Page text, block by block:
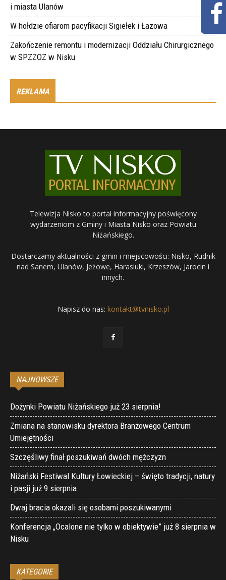
i miasta Ulanów
W hołdzie ofiarom pacyfikacji Sigiełek i Łazowa
Zakończenie remontu i modernizacji Oddziału Chirurgicznego
w SPZZOZ w Nisku
REKLAMA
Telewizja Nisko to portal informacyjny poświęcony
wydarzeniom z Gminy i Miasta Nisko oraz Powiatu
Niżańskiego.
Dostarczamy aktualności z gmin i miejscowości: Nisko, Rudnik
nad Sanem, Ulanów, Jeżowe, Harasiuki, Krzeszów, Jarocin i
innych.
Napisz do nas: kontakt@tvnisko.pl
NAJNOWSZE
Dożynki Powiatu Niżańskiego już 23 sierpnia!
Zmiana na stanowisku dyrektora Branżowego Centrum
Umiejętności
Szczęśliwy finał poszukiwań dwóch mężczyzn
Niżański Festiwal Kultury Łowieckiej – święto tradycji, natury
i pasji już 9 sierpnia
Dwaj bracia okazali się osobami poszukiwanymi
Konferencja „Ocalone nie tylko w obiektywie” już 8 sierpnia w
Nisku
KATEGORIE